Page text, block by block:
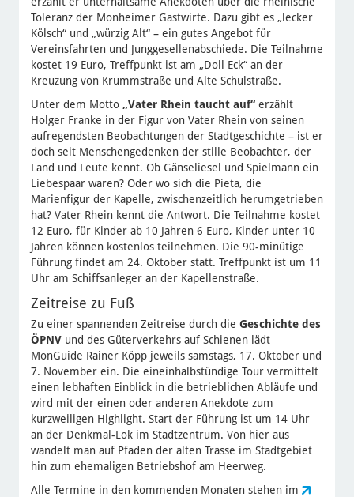
Toleranz der Monheimer Gastwirte. Dazu gibt es „lecker
Kölsch“ und „würzig Alt“ – ein gutes Angebot für
Vereinsfahrten und Junggesellenabschiede. Die Teilnahme
kostet 19 Euro, Treffpunkt ist am „Doll Eck“ an der
Kreuzung von Krummstraße und Alte Schulstraße.
Unter dem Motto „Vater Rhein taucht auf“erzählt
Holger Franke in der Figur von Vater Rhein von seinen
aufregendsten Beobachtungen der Stadtgeschichte – ist er
doch seit Menschengedenken der stille Beobachter, der
Land und Leute kennt. Ob Gänseliesel und Spielmann ein
Liebespaar waren? Oder wo sich die Pieta, die
Marienfigur der Kapelle, zwischenzeitlich herumgetrieben
hat? Vater Rhein kennt die Antwort. Die Teilnahme kostet
12 Euro, für Kinder ab 10 Jahren 6 Euro, Kinder unter 10
Jahren können kostenlos teilnehmen. Die 90-minütige
Führung findet am 24. Oktober statt. Treffpunkt ist um 11
Uhr am Schiffsanleger an der Kapellenstraße.
Zeitreise zu Fuß
Zu einer spannenden Zeitreise durch die Geschichte des
ÖPNVund des Güterverkehrs auf Schienen lädt
MonGuide Rainer Köpp jeweils samstags, 17. Oktober und
7. November ein. Die eineinhalbstündige Tour vermittelt
einen lebhaften Einblick in die betrieblichen Abläufe und
wird mit der einen oder anderen Anekdote zum
kurzweiligen Highlight. Start der Führung ist um 14 Uhr
an der Denkmal-Lok im Stadtzentrum. Von hier aus
wandelt man auf Pfaden der alten Trasse im Stadtgebiet
hin zum ehemaligen Betriebshof am Heerweg.
Alle Termine in den kommenden Monaten stehen im